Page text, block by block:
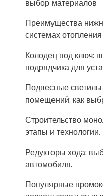
выбор материалов
Преимущества
системах отопления
Колодец под ключ:
подрядчика для
Подвесные
помещений: как
Строительство
этапы и технологии.
Редукторы хода:
автомобиля.
Популярные